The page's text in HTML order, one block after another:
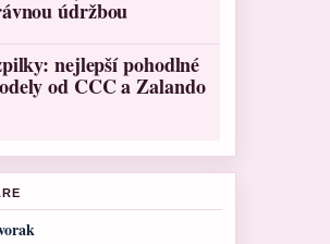
údržbou
nejlepší pohodlné
od CCC a Zalando